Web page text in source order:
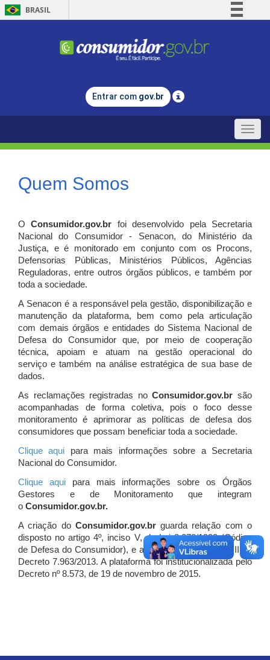
BRASIL
Comunica BR
Legislação
Entrar com gov.br
Toggle
Quem Somos
OConsumidor.gov.br
foi desenvolvido pela Secretaria
Nacional do Consumidor - Senacon, do Ministério da
Justiça, e é monitorado em conjunto com os Procons,
Defensorias Públicas, Ministérios Públicos, Agências
Reguladoras, entre outros órgãos públicos, e também por
toda a sociedade.
A Senacon é a responsável pela gestão, disponibilização e
manutenção da plataforma, bem como pela articulação
com demais órgãos e entidades do Sistema Nacional de
Defesa do Consumidor que, por meio de cooperação
técnica, apoiam e atuam na gestão operacional do
serviço e também na análise estratégica de sua base de
dados.
As reclamações registradas noConsumidor.gov.br são
acompanhadas de forma coletiva, pois o foco desse
monitoramento é aprimorar as políticas de defesa dos
consumidores que possam beneficiar toda a sociedade.
Clique aqui para mais informações sobre a Secretaria
Nacional do Consumidor.
Clique aquipara mais informações sobre os Órgãos
Gestores e de Monitoramento que integram
o Consumidor.gov.br.
A criação do Consumidor.gov.brguarda relação com o
disposto no artigo 4º, inciso V, da Lei 8.078/1990 (Código
de Defesa do Consumidor), e artigo 7º, incisos I, II e III do
Decreto 7.963/2013. A plataforma foi institucionalizada pelo
Decreto nº 8.573, de 19 de novembro de 2015.